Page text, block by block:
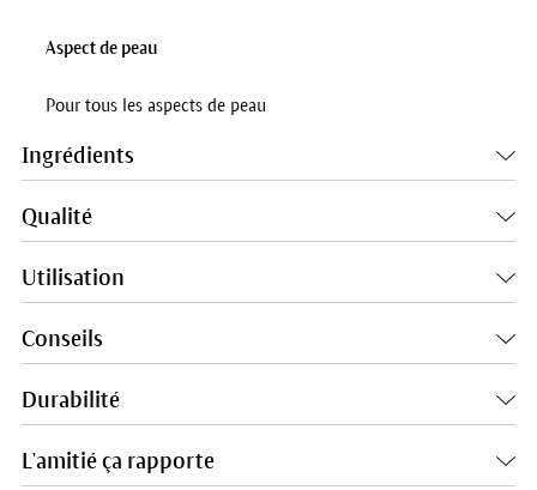
Aspect de peau
Pour tous les aspects de peau
Ingrédients
Qualité
Utilisation
Conseils
Durabilité
L'amitié ça rapporte